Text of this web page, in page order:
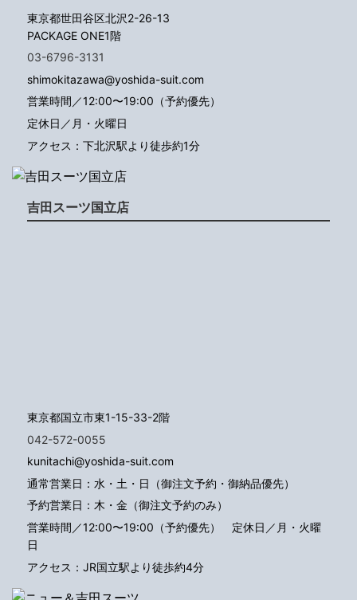
東京都世田谷区北沢2-26-13
PACKAGE ONE1階
03-6796-3131
shimokitazawa@yoshida-suit.com
営業時間／12:00〜19:00（予約優先）
定休日／月・火曜日
アクセス：下北沢駅より徒歩約1分
吉田スーツ国立店
東京都国立市東1-15-33-2階
042-572-0055
kunitachi@yoshida-suit.com
通常営業日：水・土・日（御注文予約・御納品優先）
予約営業日：木・金（御注文予約のみ）
営業時間／12:00〜19:00（予約優先） 定休日／月・火曜
日
アクセス：JR国立駅より徒歩約4分